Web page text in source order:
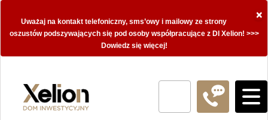
×
Uważaj na kontakt telefoniczny, sms’owy i mailowy ze strony
oszustów podszywających się pod osoby współpracujące z DI Xelion! >>>
Dowiedz się więcej!